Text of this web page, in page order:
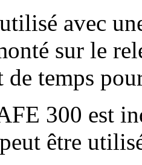
avec
sur le
temps
300 est
être